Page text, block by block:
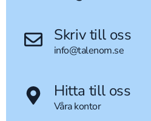
Skriv till oss
info@talenom.se
Hitta till oss
Våra kontor